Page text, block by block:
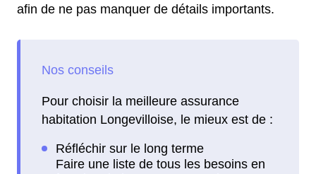
afin de ne pas manquer de détails importants.
Pour choisir la meilleure assurance
habitation Longevilloise, le mieux est de :